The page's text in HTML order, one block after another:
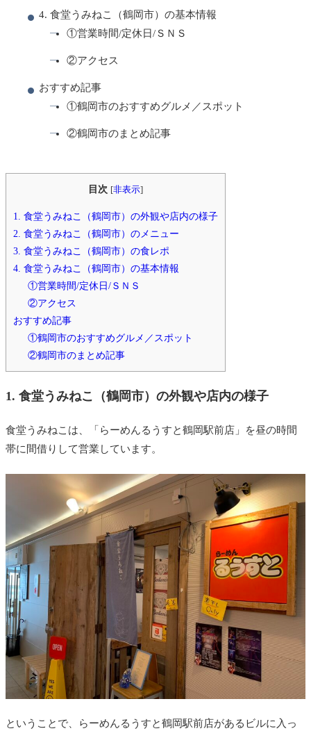
4. 食堂うみねこ（鶴岡市）の基本情報
①営業時間/定休日/ＳＮＳ
②アクセス
おすすめ記事
①鶴岡市のおすすめグルメ／スポット
②鶴岡市のまとめ記事
目次 [非表示]
1. 食堂うみねこ（鶴岡市）の外観や店内の様子
2. 食堂うみねこ（鶴岡市）のメニュー
3. 食堂うみねこ（鶴岡市）の食レポ
4. 食堂うみねこ（鶴岡市）の基本情報
①営業時間/定休日/ＳＮＳ
②アクセス
おすすめ記事
①鶴岡市のおすすめグルメ／スポット
②鶴岡市のまとめ記事
1. 食堂うみねこ（鶴岡市）の外観や店内の様子
食堂うみねこは、「らーめんるうすと鶴岡駅前店」を昼の時間
帯に間借りして営業しています。
ということで、らーめんるうすと鶴岡駅前店がある ビルに入っ